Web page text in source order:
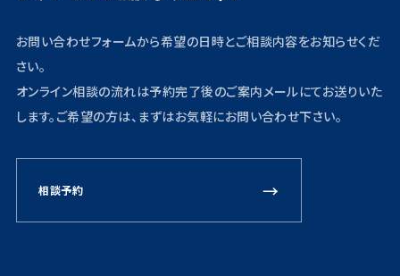
お問い合わせフォームから希望の日時とご相談内容をお知らせくだ
さい。
オンライン相談の流れは予約完了後のご案内メールにてお送りいた
します。ご希望の方は、まずはお気軽にお問い合わせ下さい。
相談予約 →